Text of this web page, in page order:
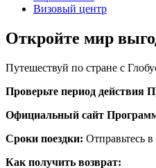
Визовый центр
Откройте мир
Путешествуй по стране с
Проверьте период действия
Официальный сайт
Сроки поездки: Отправьтесь
Как получить возврат: